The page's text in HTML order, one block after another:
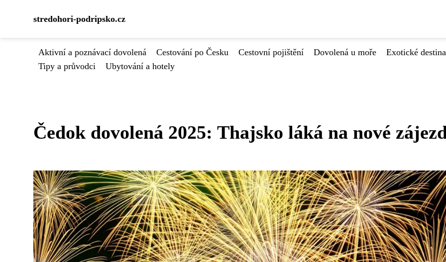
stredohori-podripsko.cz
Aktivní a poznávací dovolená Cestování po Česku Cestovní pojištění Dovolená u moře Exotické
Tipy a průvodci
Ubytování a hotely
Čedok dovolená 2025: Thajsko láká na nové